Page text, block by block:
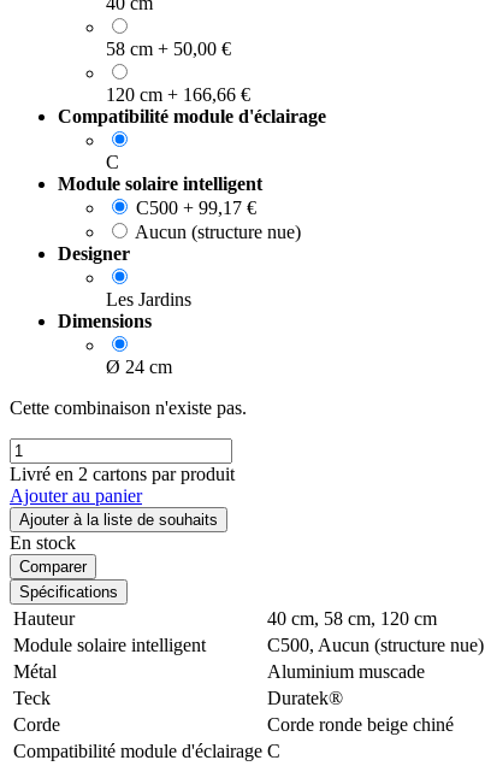
58 cm + 50,00 €
120 cm + 166,66 €
Compatibilité module d'éclairage
C
Module solaire intelligent
C500 + 99,17 €
Aucun (structure nue)
Designer
Les Jardins
Dimensions
Ø 24 cm
Cette combinaison n'existe pas.
Livré en 2 cartons par produit
Ajouter au panier
Ajouter à la liste de souhaits
En stock
Comparer
Spécifications
Hauteur 40 cm, 58 cm, 120 cm
Module solaire intelligent
C500, Aucun (structure nue)
Métal
Aluminium muscade
Teck
Duratek®
Corde
Corde ronde beige chiné
Compatibilité module d'éclairage C